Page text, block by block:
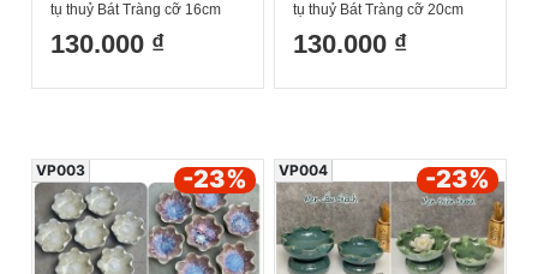
tụ thuỷ Bát Tràng cỡ 16cm
130.000 ₫
tụ thuỷ Bát Tràng cỡ 20cm
130.000 ₫
VP003 -23% VP004 -23%